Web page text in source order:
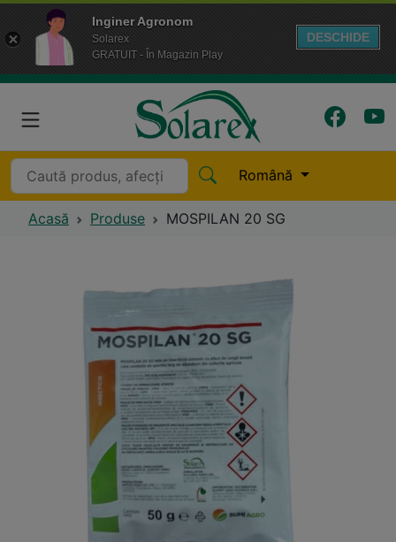
Inginer Agronom
Solarex
GRATUIT - În Magazin Play
DESCHIDE
Română
Acasă Produse MOSPILAN 20 SG